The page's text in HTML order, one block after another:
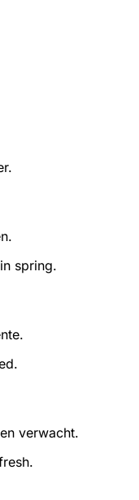
spring.
verwacht.